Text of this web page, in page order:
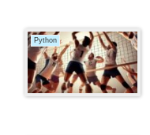
Python